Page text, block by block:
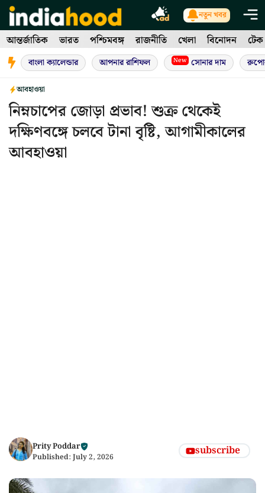
Skip
to
content
নতুন খবর
আন্তর্জাতিক ভারত পশ্চিমবঙ্গ রাজনীতি খেলা বিনোদন টেক
বাংলা ক্যালেন্ডার আপনার রাশিফল New সোনার দাম
আবহাওয়া
নিম্নচাপের জোড়া প্রভাব! শুক্র থেকেই
দক্ষিণবঙ্গে চলবে টানা বৃষ্টি, আগামীকালের
আবহাওয়া
Prity Poddar
Published: July 2, 2026 subscribe